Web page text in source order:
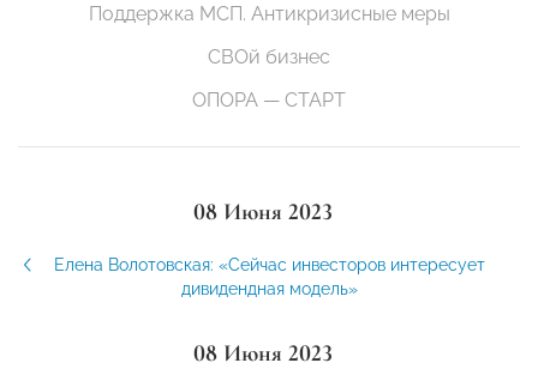
Поддержка МСП. Антикризисные меры
СВОй бизнес
ОПОРА — СТАРТ
08 Июня 2023
Елена Волотовская: «Сейчас инвесторов интересует
дивидендная модель»
08 Июня 2023